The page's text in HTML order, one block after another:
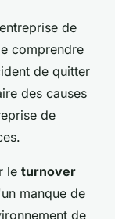
de
comprendre
de quitter
des causes
de
le turnover
manque de
de